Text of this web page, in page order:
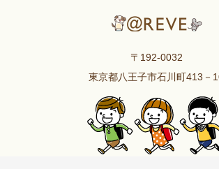
〒192-0032
東京都八王子市石川町413－